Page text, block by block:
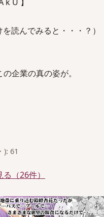
んでみると・・・？）
企業の真の姿が。
): 61
（26件）